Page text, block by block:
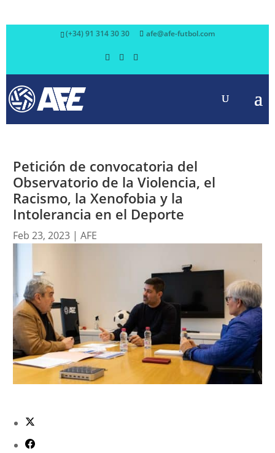
(+34) 91 314 30 30 afe@afe-futbol.com
Petición de convocatoria del
Observatorio de la Violencia, el
Racismo, la Xenofobia y la
Intolerancia en el Deporte
Feb 23, 2023| AFE